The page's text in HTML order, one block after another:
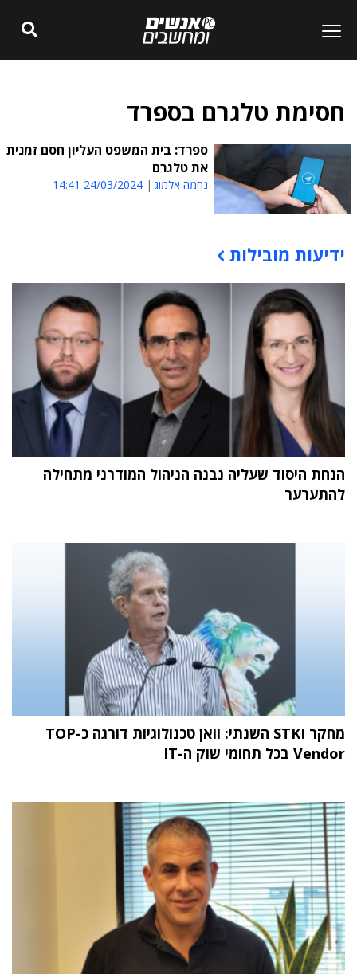
חסימת טלגרם בספרד
ספרד: בית המשפט העליון חסם זמנית
את טלגרם
נחמה אלמוג 24/03/2024 14:41
תוכן פרסומי
ידיעות מובילות
הנחת היסוד שעליה נבנה הניהול המודרני מתחילה
להתערער
מחקר STKI השנתי: וואן טכנולוגיות דורגה כ-TOP
Vendor בכל תחומי שוק ה-IT